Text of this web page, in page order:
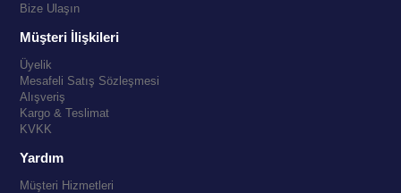
Bize Ulaşın
Müşteri İlişkileri
Üyelik
Mesafeli Satış Sözleşmesi
Alışveriş
Kargo & Teslimat
KVKK
Yardım
Müşteri Hizmetleri